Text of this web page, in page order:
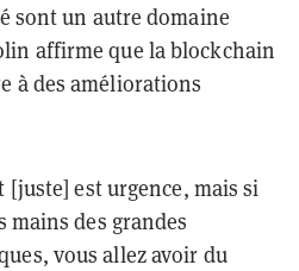
sont un autre domaine
affirme que la blockchain
à des améliorations
[juste] est urgence, mais si
mains des grandes
vous allez avoir du